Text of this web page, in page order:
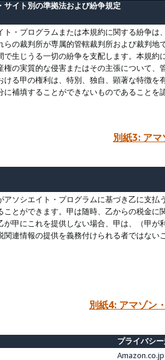
サイト別の準拠法および紛争規定
ト・プログラムまたは本規約に関する紛争
らの裁判所が専属的管轄裁判所および裁判
で生じうる一切の紛争を支配します。本規
権の実質的な侵害またはその主張について
ける甲の権利は、特別、独自、顕著な特徴
に補填することができないものであることを
別紙3: ア
アソシエイト・プログラムに基づき乙に支
ことができます。甲は随時、乙からの税金
が甲にこれを提供しない場合、甲は、（甲
関連情報の提供を義務付けられる者ではな
別紙4: アマゾン
プライバシ